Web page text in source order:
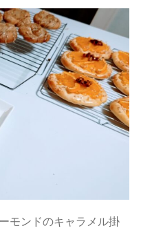
モンドのキャラメル掛